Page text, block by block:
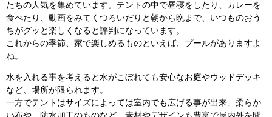
たちの人気を集めています。テントの中で昼寝をしたり、カレーを
食べたり、動画をみてくつろいだりと朝から晩まで、いつものおう
ちがグッと楽しくなると評判になっています。
これからの季節、家で楽しめるものといえば、プールがありますよ
ね。
水を入れる事を考えると水がこぼれても安心なお庭やウッドデッキ
など、場所が限られます。
一方でテントはサイズによっては室内でも広げる事が出来、柔らか